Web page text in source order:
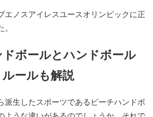
エノスアイレスユースオリンピックに正
ボールとハンドボール
ールも解説
派生したスポーツであるビーチハンドボ